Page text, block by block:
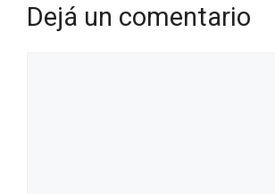
Dejá un comentario